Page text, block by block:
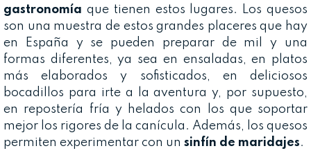
gastronomía que tienen estos lugares. Los quesos
son una muestra de estos grandes placeres que hay
en España y se pueden preparar de mil y una
formas diferentes, ya sea en ensaladas, en platos
más elaborados y sofisticados, en deliciosos
bocadillos para irte a la aventura y, por supuesto,
en repostería fría y helados con los que soportar
mejor los rigores de la canícula. Además, los quesos
permiten experimentar con un sinfín de maridajes.